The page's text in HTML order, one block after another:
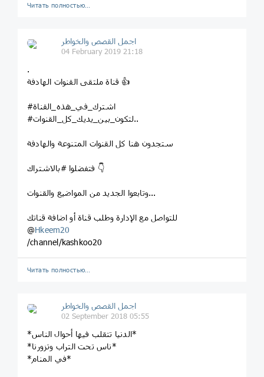
Читать полностью…
اجمل القصص والخواطر
04 February 2019 21:18
.
قناة ملتقى القنوات الهادفة 👍
#اشترك_في_هذه_القناة
#لتكون_بين_يديك_كل_القنوات..
ستجدون هنا كل القنوات المتنوعة والهادفة
فتفضلوا #بالاشتراك 👇
وتابعوا الجديد من المواضيع والقنوات...
للتواصل مع الإدارة وطلب قناة أو اضافة قناتك
@Hkeem20
/channel/kashkoo20
Читать полностью…
اجمل القصص والخواطر
02 September 2018 05:55
*الدنيا تتقلب فيها أحوال الناس*
*ناس تحت التراب وتزورنا*
*في المنام*